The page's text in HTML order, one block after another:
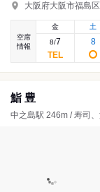
大阪府大阪市福島
空席
情報
金
8/7
土
8
鮨 豊
中之島駅 246m / 寿司